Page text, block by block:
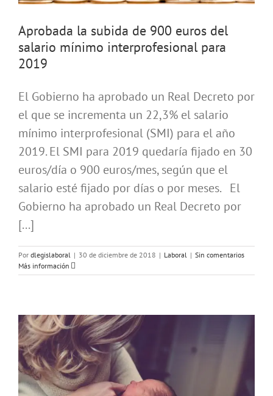
Aprobada la subida de 900 euros del
salario mínimo interprofesional para
2019
El Gobierno ha aprobado un Real Decreto por
el que se incrementa un 22,3% el salario
mínimo interprofesional (SMI) para el año
2019. El SMI para 2019 quedaría fijado en 30
euros/día o 900 euros/mes, según que el
salario esté fijado por días o por meses. El
Gobierno ha aprobado un Real Decreto por
[...]
Por dlegislaboral | 30 de diciembre de 2018 | Laboral | Sin comentarios
Más información